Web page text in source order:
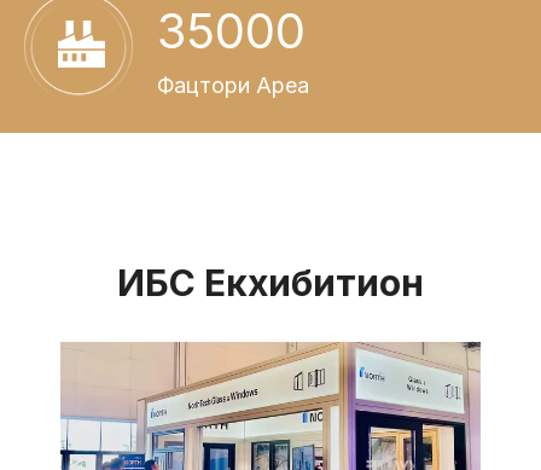
35000
Фацтори Ареа
ИБС Екхибитион